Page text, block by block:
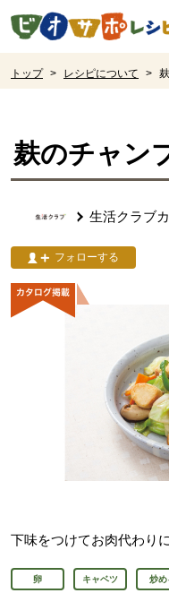
ページの先頭です。
トップ > レシピについて >
麸のチャン
生活クラブ
フォローする
下味をつけてお肉代わりに
卵 キャベツ 炒め